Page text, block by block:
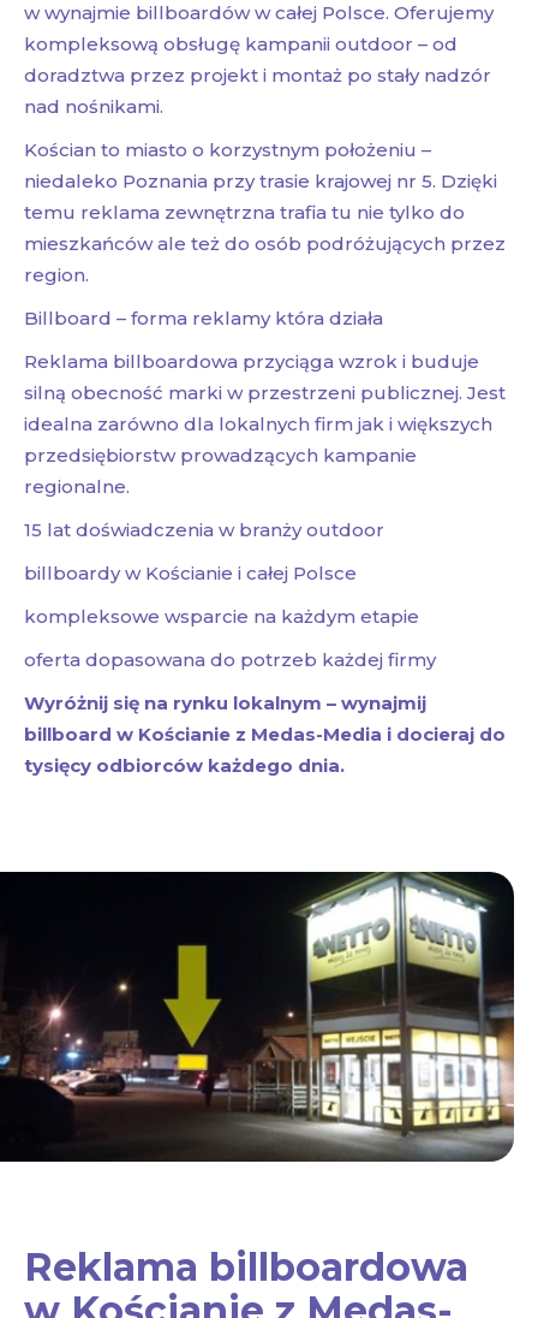
w wynajmie billboardów w całej Polsce. Oferujemy
kompleksową obsługę kampanii outdoor – od
doradztwa przez projekt i montaż po stały nadzór
nad nośnikami.
Kościan to miasto o korzystnym położeniu –
niedaleko Poznania przy trasie krajowej nr 5. Dzięki
temu reklama zewnętrzna trafia tu nie tylko do
mieszkańców ale też do osób podróżujących przez
region.
Billboard – forma reklamy która działa
Reklama billboardowa przyciąga wzrok i buduje
silną obecność marki w przestrzeni publicznej. Jest
idealna zarówno dla lokalnych firm jak i większych
przedsiębiorstw prowadzących kampanie
regionalne.
15 lat doświadczenia w branży outdoor
billboardy w Kościanie i całej Polsce
kompleksowe wsparcie na każdym etapie
oferta dopasowana do potrzeb każdej firmy
Wyróżnij się na rynku lokalnym – wynajmij
billboard w Kościanie z Medas-Media i docieraj do
tysięcy odbiorców każdego dnia.
Reklama billboardowa